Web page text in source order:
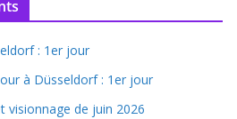
: 1er jour
à Düsseldorf : 1er jour
visionnage de juin 2026